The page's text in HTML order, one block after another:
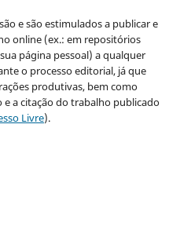
e são estimulados a publicar e
online (ex.: em repositórios
página pessoal) a qualquer
o processo editorial, já que
produtivas, bem como
a citação do trabalho publicado
Livre).